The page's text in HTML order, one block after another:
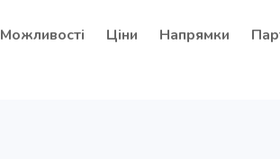
Можливості Ціни Напрямки